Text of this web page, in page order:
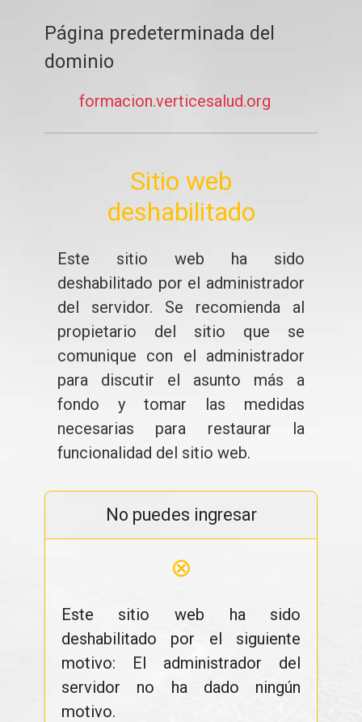
Página predeterminada del
dominio
formacion.verticesalud.org
Sitio web
deshabilitado
Este sitio web ha sido
deshabilitado por el administrador
del servidor. Se recomienda al
propietario del sitio que se
comunique con el administrador
para discutir el asunto más a
fondo y tomar las medidas
necesarias para restaurar la
funcionalidad del sitio web.
No puedes ingresar
⊗
Este sitio web ha sido
deshabilitado por el siguiente
motivo: El administrador del
servidor no ha dado ningún
motivo.